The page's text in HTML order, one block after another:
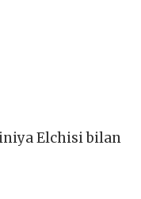
Elchisi bilan